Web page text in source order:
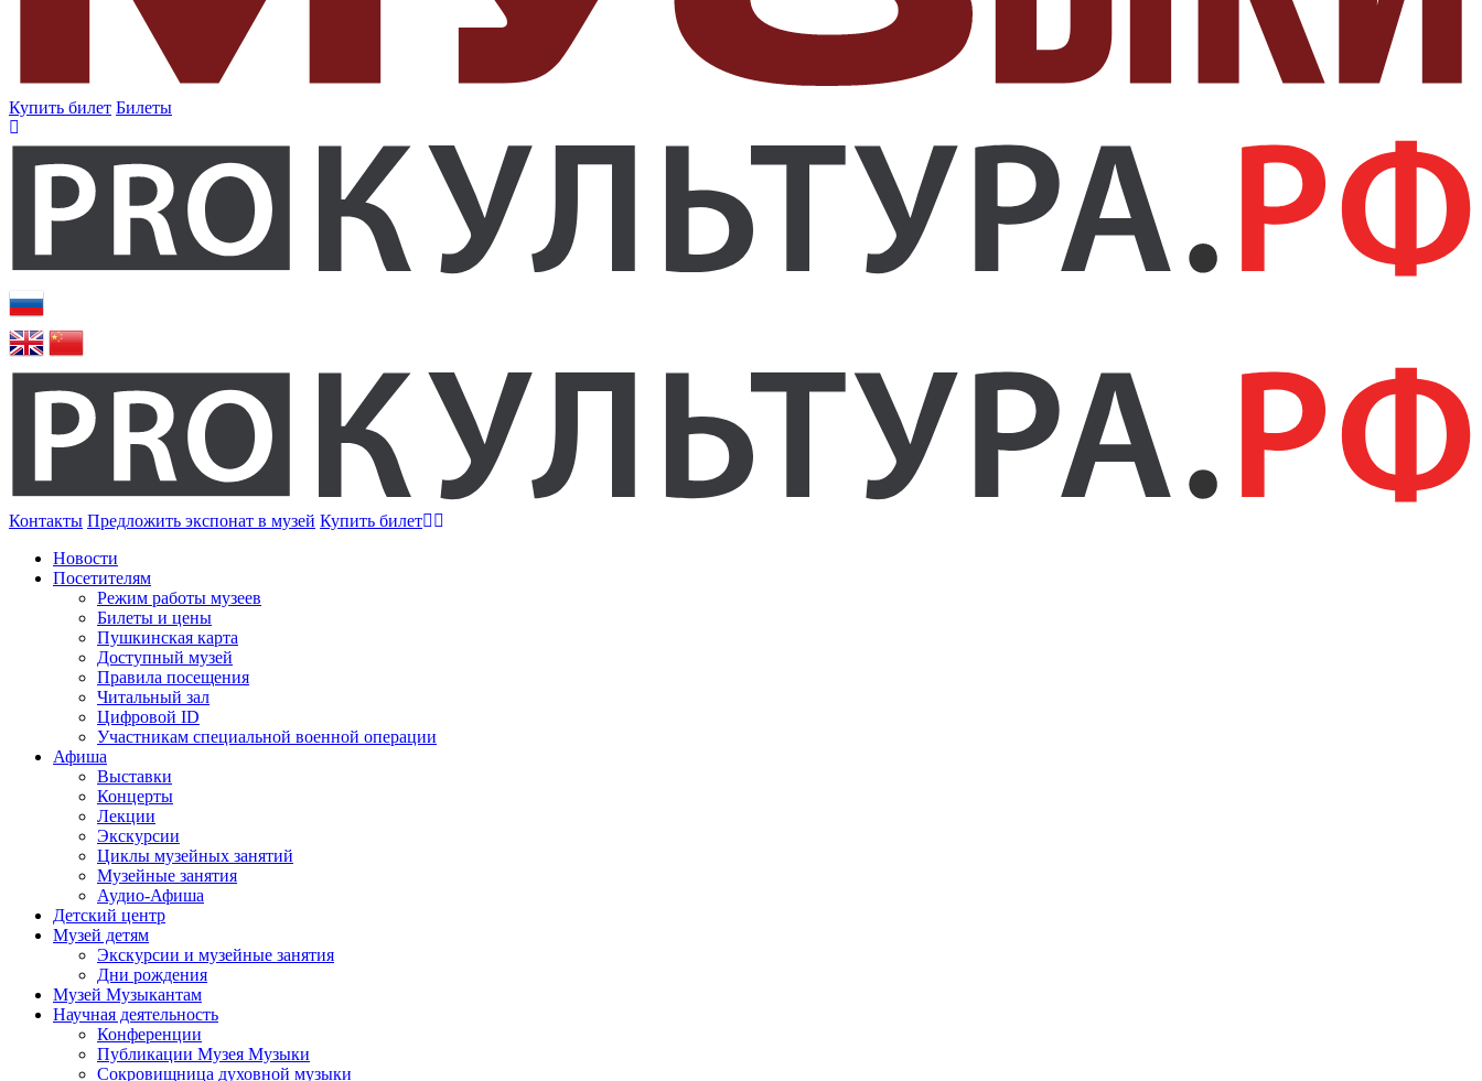
Купить билет Билеты
Контакты Предложить экспонат в музей Купить билет
Новости
Посетителям
Режим работы музеев
Билеты и цены
Пушкинская карта
Доступный музей
Правила посещения
Читальный зал
Цифровой ID
Участникам специальной военной операции
Афиша
Выставки
Концерты
Лекции
Экскурсии
Циклы музейных занятий
Музейные занятия
Аудио-Афиша
Детский центр
Музей детям
Экскурсии и музейные занятия
Дни рождения
Музей Музыкантам
Научная деятельность
Конференции
Публикации Музея Музыки
Сокровищница духовной музыки